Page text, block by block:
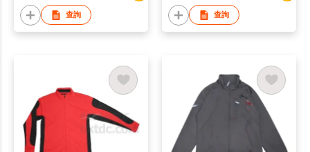
查詢 查詢